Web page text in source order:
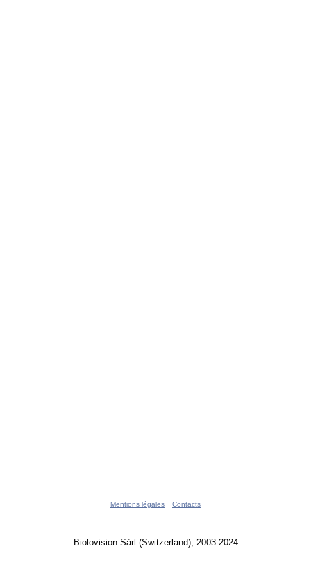
Mentions légales Contacts
Biolovision Sàrl (Switzerland), 2003-2024